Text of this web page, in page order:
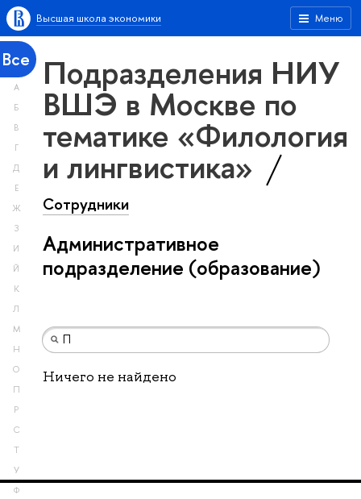
Меню
Высшая школа экономики
Все
А
Б
В
Г
Д
Е
Ж
З
И
Й
К
Л
М
Н
О
П
Р
С
Т
У
Ф
Подразделения НИУ
ВШЭ в Москве по
тематике «Филология
и лингвистика»
Сотрудники
Административное
подразделение (образование)
Ничего не найдено